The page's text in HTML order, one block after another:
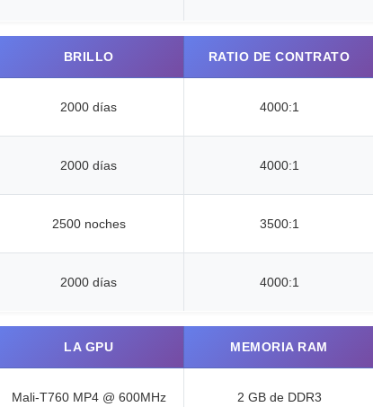
BRILLO RATIO DE CONTRATO
2000 días 4000:1
2000 días 4000:1
2500 noches 3500:1
2000 días 4000:1
LA GPU MEMORIA RAM
Mali-T760 MP4 @ 600MHz 2 GB de DDR3